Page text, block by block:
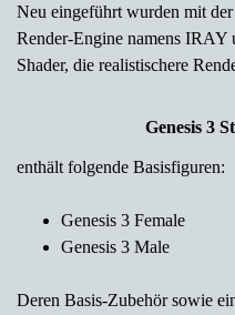
Neu eingeführt wurden mit
Render-Engine namens IRAY
Shader, die realistischere
Genesis 3
enthält folgende Basisfiguren:
Genesis 3 Female
Genesis 3 Male
Deren Basis-Zubehör sowie